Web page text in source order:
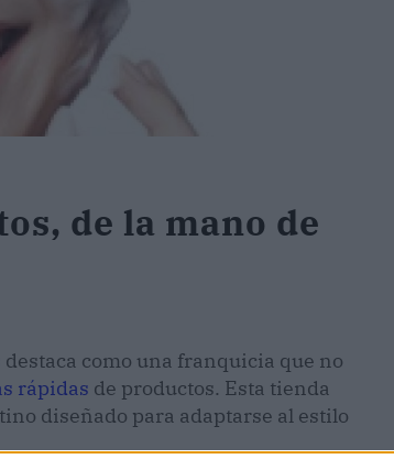
de la mano de
destaca como una franquicia que no
rápidas de productos. Esta tienda
diseñado para adaptarse al estilo